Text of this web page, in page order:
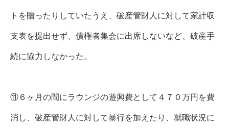
トを贈ったりしていたうえ、破産管財人に対して家計収
支表を提出せず、債権者集会に出席しないなど、破産手
続に協力しなかった。
⑪６ヶ月の間にラウンジの遊興費として４７０万円を費
消し、破産管財人に対して暴行を加えたり、就職状況に